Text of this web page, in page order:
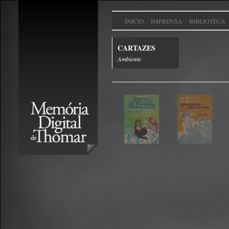
INÍCIO IMPRENSA BIBLIOTECA
CARTAZES
Ambiente